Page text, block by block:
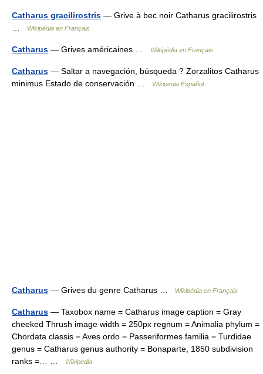
Catharus gracilirostris — Grive à bec noir Catharus gracilirostris
Wikipédia en Français
Catharus — Grives américaines … Wikipédia en Français
Catharus — Saltar a navegación, búsqueda ? Zorzalitos Catharus
minimus Estado de conservación …
Wikipedia Español
Catharus — Grives du genre Catharus … Wikipédia en Français
Catharus — Taxobox name = Catharus image caption = Gray
cheeked Thrush image width = 250px regnum = Animalia phylum =
Chordata classis = Aves ordo = Passeriformes familia = Turdidae
genus = Catharus genus authority = Bonaparte, 1850 subdivision
ranks =… …
Wikipedia